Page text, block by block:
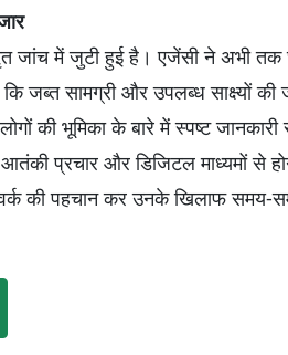
जांच में जुटी हुई है। एजेंसी ने अभी तक
जब्त सामग्री और उपलब्ध साक्ष्यों की
की भूमिका के बारे में स्पष्ट
प्रचार और डिजिटल माध्यमों से होने
की पहचान कर उनके खिलाफ समय-